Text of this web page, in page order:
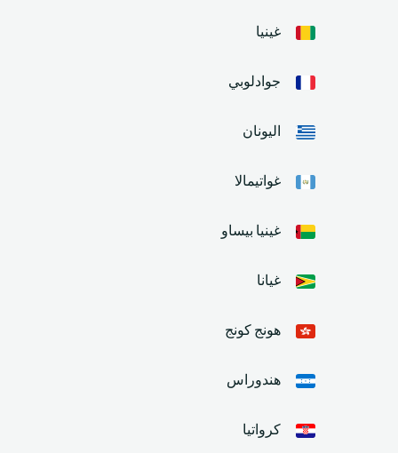
غينيا
جوادلوبي
اليونان
غواتيمالا
غينيا بيساو
غيانا
هونج كونج
هندوراس
كرواتيا